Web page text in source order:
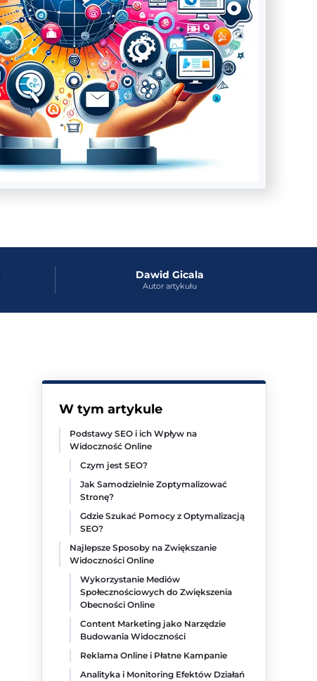
Dawid Gicala
Autor artykułu
W tym artykule
Podstawy SEO i ich Wpływ na
Widoczność Online
Czym jest SEO?
Jak Samodzielnie Zoptymalizować
Stronę?
Gdzie Szukać Pomocy z Optymalizacją
SEO?
Najlepsze Sposoby na Zwiększanie
Widoczności Online
Wykorzystanie Mediów
Społecznościowych do Zwiększenia
Obecności Online
Content Marketing jako Narzędzie
Budowania Widoczności
Reklama Online i Płatne Kampanie
Analityka i Monitoring Efektów Działań